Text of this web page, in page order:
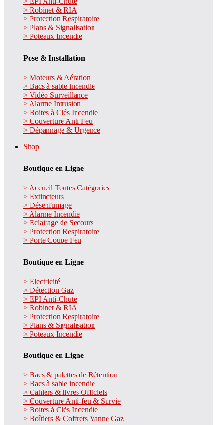
> Robinet & RIA
> Protection Respiratoire
> Plans & Signalisation
> Poteaux Incendie
Pose & Installation
> Moteurs & Aération
> Bacs à sable incendie
> Vidéo Surveillance
> Alarme Intrusion
> Boites à Clés Incendie
> Couverture Anti Feu
> Dépannage & Urgence
Shop
Boutique en Ligne
> Accueil Toutes Catégories
> Extincteurs
> Désenfumage
> Alarme Incendie
> Eclairage de Secours
> Protection Respiratoire
> Porte Coupe Feu
Boutique en Ligne
> Electricité
> Détection Gaz
> EPI Anti-Chute
> Robinet & RIA
> Protection Respiratoire
> Plans & Signalisation
> Poteaux Incendie
Boutique en Ligne
> Bacs & palettes de Rétention
> Bacs à sable incendie
> Cahiers & livres Officiels
> Couverture Anti-feu & Survie
> Boites à Clés Incendie
> Boîtiers & Coffrets Vanne Gaz